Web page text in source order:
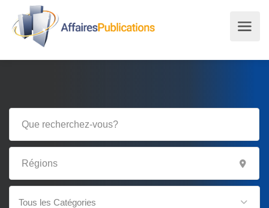
Tous les Catégories